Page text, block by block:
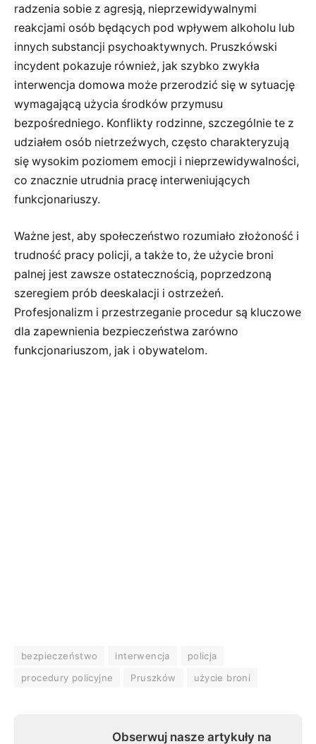
radzenia sobie z agresją, nieprzewidywalnymi
reakcjami osób będących pod wpływem alkoholu lub
innych substancji psychoaktywnych. Pruszkówski
incydent pokazuje również, jak szybko zwykła
interwencja domowa może przerodzić się w sytuację
wymagającą użycia środków przymusu
bezpośredniego. Konflikty rodzinne, szczególnie te z
udziałem osób nietrzeźwych, często charakteryzują
się wysokim poziomem emocji i nieprzewidywalności,
co znacznie utrudnia pracę interweniujących
funkcjonariuszy.
Ważne jest, aby społeczeństwo rozumiało złożoność i
trudność pracy policji, a także to, że użycie broni
palnej jest zawsze ostatecznością, poprzedzoną
szeregiem prób deeskalacji i ostrzeżeń.
Profesjonalizm i przestrzeganie procedur są kluczowe
dla zapewnienia bezpieczeństwa zarówno
funkcjonariuszom, jak i obywatelom.
bezpieczeństwo interwencja
policja
procedury policyjne
Pruszków użycie broni
Obserwuj nasze artykuły na